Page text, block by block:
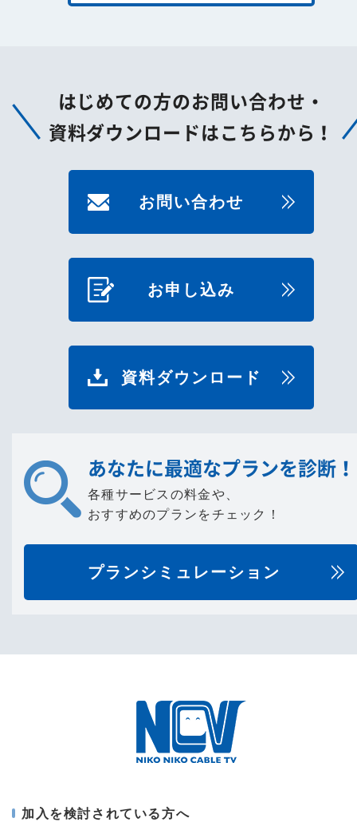
はじめての方のお問い合わせ・
資料ダウンロードはこちらから！
お問い合わせ
お申し込み
資料ダウンロード
あなたに最適なプランを診断！
各種サービスの料金や、
おすすめのプランをチェック！
プランシミュレーション
加入を検討されている方へ